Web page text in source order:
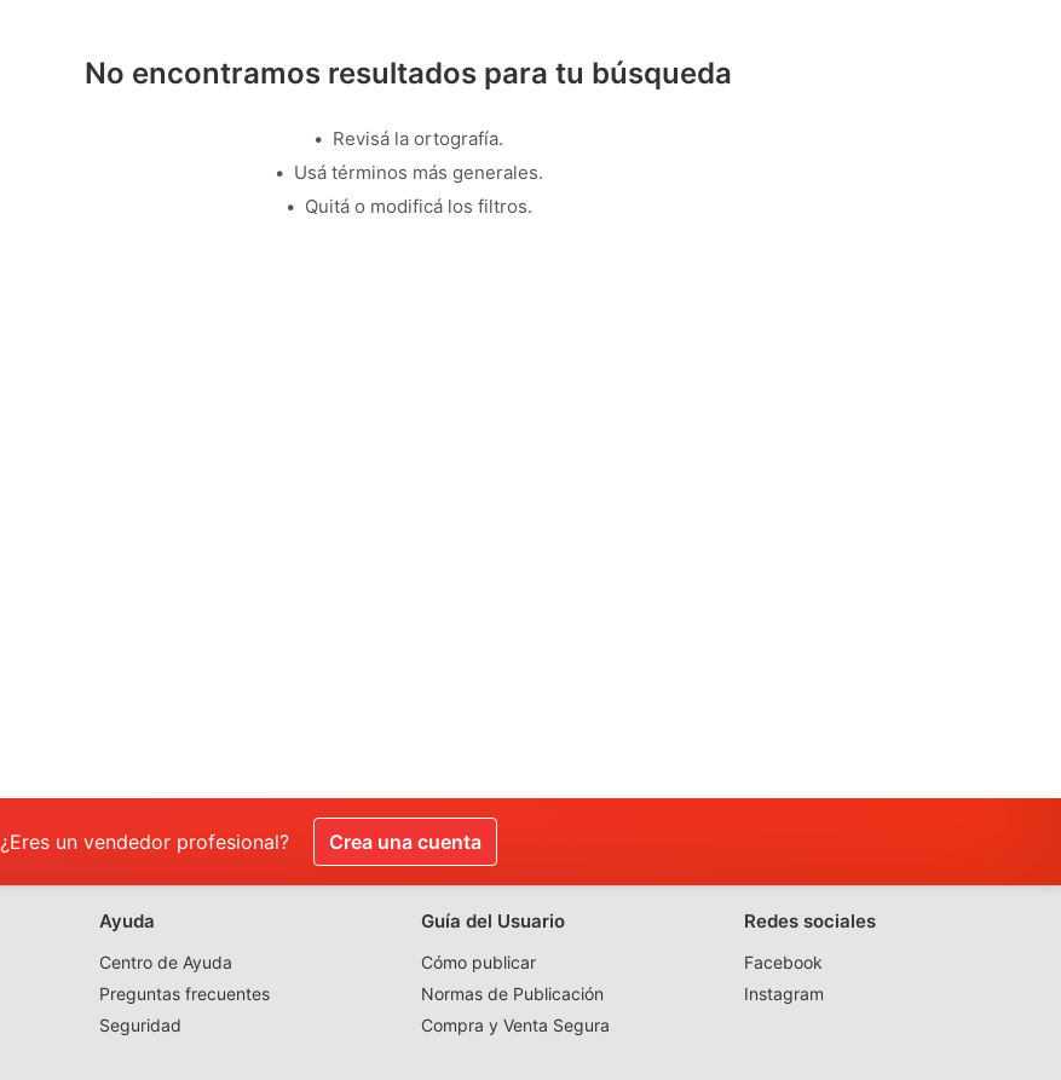
No encontramos resultados para tu búsqueda
Revisá la ortografía.
Usá términos más generales.
Quitá o modificá los filtros.
¿Eres un vendedor profesional? Crea una cuenta
Ayuda
Centro de Ayuda
Preguntas frecuentes
Seguridad
Guía del Usuario
Cómo publicar
Normas de Publicación
Compra y Venta Segura
Redes sociales
Facebook
Instagram